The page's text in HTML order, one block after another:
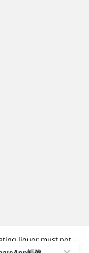
liquor must not
18) in the course of